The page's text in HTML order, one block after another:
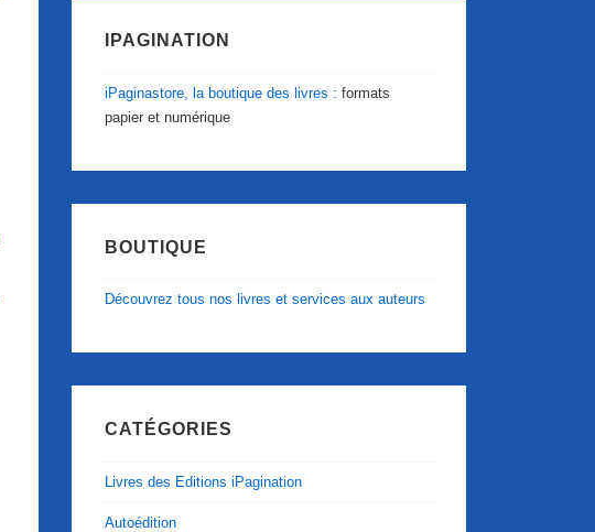
IPAGINATION
iPaginastore, la boutique des livres : formats
papier et numérique
BOUTIQUE
Découvrez tous nos livres et services aux auteurs
CATÉGORIES
Livres des Editions iPagination
Autoédition